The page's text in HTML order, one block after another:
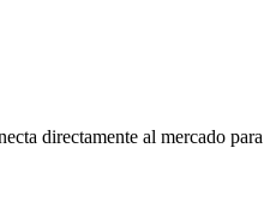
directamente al mercado